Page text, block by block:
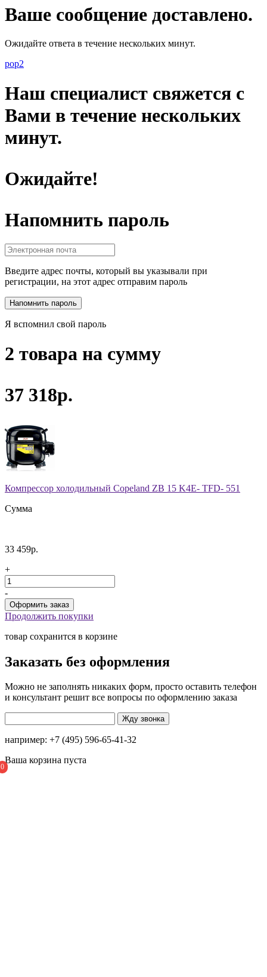
0
Ваше сообщение доставлено.
Ожидайте ответа в течение нескольких минут.
pop2
Наш специалист свяжется с
Вами в течение нескольких
минут.
Ожидайте!
Напомнить пароль
Введите адрес почты, который вы указывали при
регистрации, на этот адрес отправим пароль
Я вспомнил свой пароль
2 товара на сумму
37 318р.
Компрессор холодильный Copeland ZB 15 K4E- TFD- 551
Сумма
33 459р.
+
-
Продолжить покупки
товар сохранится в корзине
Заказать без оформления
Можно не заполнять никаких форм, просто оставить телефон
и консультант решит все вопросы по оформлению заказа
например: +7 (495) 596-65-41-32
Ваша корзина пуста